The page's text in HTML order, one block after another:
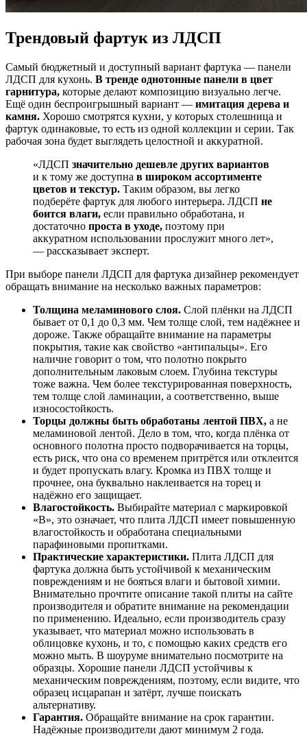
Трендовый фартук из ЛДСП
Самый бюджетный и доступный вариант фартука — панели
ЛДСП для кухонь. В тренде однотонные панели в цвет
гарнитура, которые делают композицию визуально легче.
Ещё один беспроигрышный вариант — имитация дерева и
камня. Хорошо смотрятся кухни, у которых столешница и
фартук одинаковые, то есть из одной коллекции и серии. Так
рабочая зона будет выглядеть целостной и аккуратной.
«ЛДСП значительно дешевле других вариантов
и к тому же доступна в широком ассортименте
цветов и текстур. Таким образом, вы легко
подберёте фартук для любого интерьера. ЛДСП не
боится влаги, если правильно обработана, и
достаточно проста в уходе, поэтому при
аккуратном использовании прослужит много лет»,
— рассказывает эксперт.
При выборе панели ЛДСП для фартука дизайнер рекомендует
обращать внимание на несколько важных параметров:
Толщина меламинового слоя. Слой плёнки на ЛДСП
бывает от 0,1 до 0,3 мм. Чем толще слой, тем надёжнее и
дороже. Также обращайте внимание на параметры
покрытия, такие как свойство «антипальцы». Его
наличие говорит о том, что полотно покрыто
дополнительным лаковым слоем. Глубина текстуры
тоже важна. Чем более текстурированная поверхность,
тем толще слой ламинации, а соответственно, выше
износостойкость.
Торцы должны быть обработаны лентой ПВХ, а не
меламиновой лентой. Дело в том, что, когда плёнка от
основного полотна просто подворачивается на торцы,
есть риск, что она со временем притрётся или отклеится
и будет пропускать влагу. Кромка из ПВХ толще и
прочнее, она буквально наклеивается на торец и
надёжно его защищает.
Влагостойкость. Выбирайте материал с маркировкой
«В», это означает, что плита ЛДСП имеет повышенную
влагостойкость и обработана специальными
парафиновыми пропитками.
Практические характеристики. Плита ЛДСП для
фартука должна быть устойчивой к механическим
повреждениям и не бояться влаги и бытовой химии.
Внимательно прочтите описание такой плиты на сайте
производителя и обратите внимание на рекомендации
по применению. Идеально, если производитель сразу
указывает, что материал можно использовать в
облицовке кухонь, и то, с помощью каких средств его
можно мыть. В шоуруме внимательно посмотрите на
образцы. Хорошие панели ЛДСП устойчивы к
механическим повреждениям, поэтому, если видите, что
образец исцарапан и затёрт, лучше поискать
альтернативу.
Гарантия. Обращайте внимание на срок гарантии.
Надёжные производители дают минимум 2 года.